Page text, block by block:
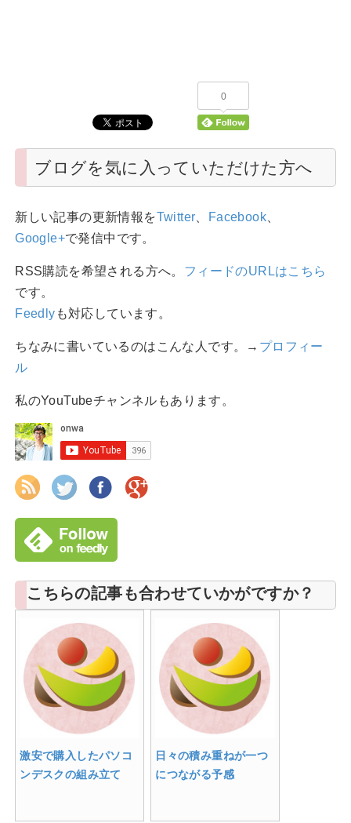
0
ブログを気に入っていただけた方へ
新しい記事の更新情報をTwitter Facebook
Google+で発信中です。
RSS購読を希望される方へ。 フィードのURLはこちら
です。
Feedly も対応しています。
ちなみに書いているのはこんな人です。→ プロフィー
ル
私のYouTubeチャンネルもあります。
こちらの記事も合わせていかがですか？
激安で購入したパソコ
ンデスクの組み立て
日々の積み重ねが一つ
につながる予感